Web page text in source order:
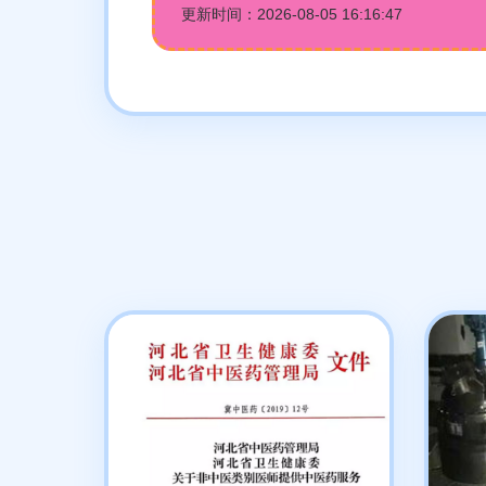
更新时间：2026-08-05 16:16:47